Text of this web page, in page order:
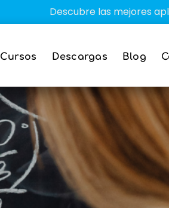
Descubre las mejores
Cursos Descargas Blog